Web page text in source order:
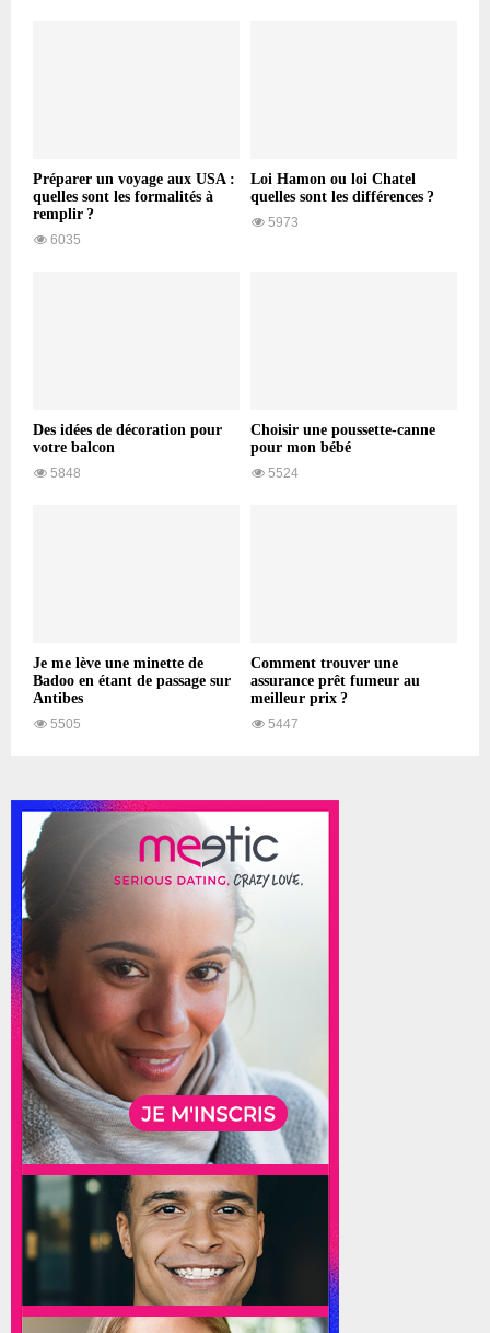
Préparer un voyage aux USA :
quelles sont les formalités à
remplir ?
6035
Loi Hamon ou loi Chatel
quelles sont les différences ?
5973
Des idées de décoration pour
votre balcon
5848
Choisir une poussette-canne
pour mon bébé
5524
Je me lève une minette de
Badoo en étant de passage sur
Antibes
5505
Comment trouver une
assurance prêt fumeur au
meilleur prix ?
5447